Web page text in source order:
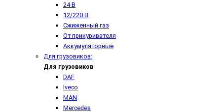
24 В
12/220 В
Сжиженный газ
От прикуривателя
Аккумуляторные
Для грузовиков:
Для грузовиков
DAF
Iveco
MAN
Mercedes